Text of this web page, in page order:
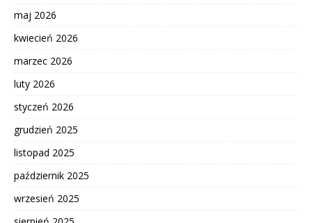
maj 2026
kwiecień 2026
marzec 2026
luty 2026
styczeń 2026
grudzień 2025
listopad 2025
październik 2025
wrzesień 2025